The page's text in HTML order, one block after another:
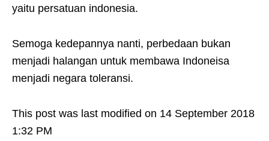
yaitu persatuan indonesia.
Semoga kedepannya nanti, perbedaan bukan
menjadi halangan untuk membawa Indoneisa
menjadi negara toleransi.
This post was last modified on 14 September 2018
1:32 PM